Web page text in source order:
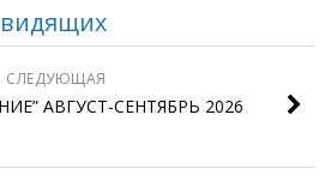
СЛЕДУЮЩАЯ
АВГУСТ-СЕНТЯБРЬ 2026